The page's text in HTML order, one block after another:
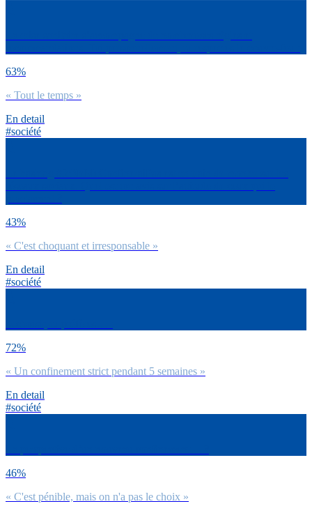
63%
« Tout le temps »
En detail
#société
43%
« C'est choquant et irresponsable »
En detail
#société
72%
« Un confinement strict pendant 5 semaines »
En detail
#société
46%
« C'est pénible, mais on n'a pas le choix »